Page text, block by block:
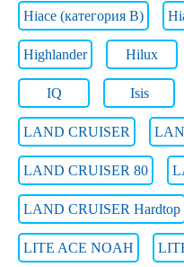
Hiace (категория B)
Highlander Hilux
IQ Isis
LAND CRUISER
LAND CRUISER 80
LAND CRUISER Hardtop
LITE ACE NOAH